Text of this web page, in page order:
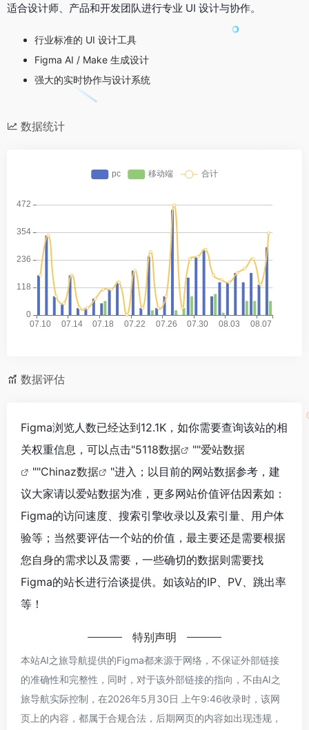
适合设计师、产品和开发团队进行专业 UI 设计与协作。
行业标准的 UI 设计工具
Figma AI / Make 生成设计
强大的实时协作与设计系统
数据统计
数据评估
Figma浏览人数已经达到12.1K，如你需要查询该站的相
关权重信息，可以点击"5118数据 ""爱站数据
""Chinaz数据
"进入；以目前的网站数据参考，建
议大家请以爱站数据为准，更多网站价值评估因素如：
Figma的访问速度、搜索引擎收录以及索引量、用户体
验等；当然要评估一个站的价值，最主要还是需要根据
您自身的需求以及需要，一些确切的数据则需要找
Figma的站长进行洽谈提供。如该站的IP、PV、跳出率
等！
特别声明
本站AI之旅导航提供的Figma都来源于网络，不保证外部链接
的准确性和完整性，同时，对于该外部链接的指向，不由AI之
旅导航实际控制，在2026年5月30日 上午9:46收录时，该网
页上的内容，都属于合规合法，后期网页的内容如出现违规，